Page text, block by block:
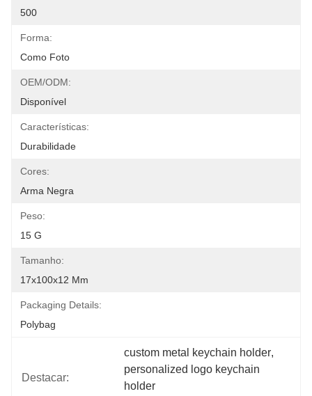
500
Forma:
Como Foto
OEM/ODM:
Disponível
Características:
Durabilidade
Cores:
Arma Negra
Peso:
15 G
Tamanho:
17x100x12 Mm
Packaging Details:
Polybag
Destacar:
custom metal keychain holder,
personalized logo keychain
holder